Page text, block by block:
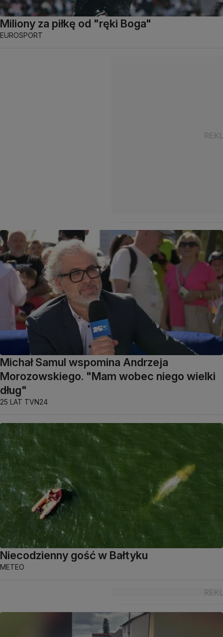
Miliony za piłkę od "ręki Boga"
EUROSPORT
Michał Samul wspomina Andrzeja
Morozowskiego. "Mam wobec niego wielki
dług"
25 LAT TVN24
Niecodzienny gość w Bałtyku
METEO